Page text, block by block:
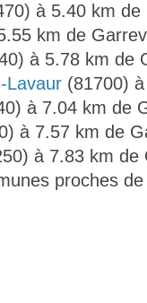
à 5.40 km de
km de
à 5.78 km de
Lavaur (81700)
à 7.04 km de
à 7.57 km de
à 7.83 km de
proches